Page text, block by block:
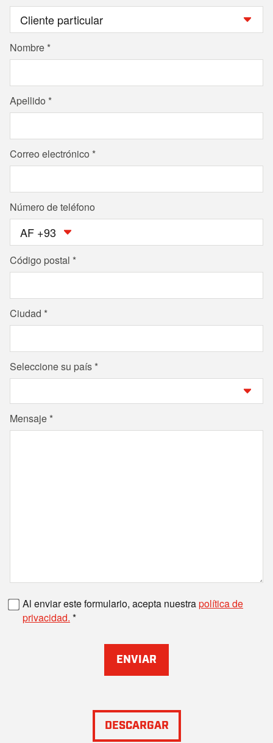
Nombre
Apellido
Correo electrónico
Número de teléfono
AF +93
Código postal
Ciudad
Seleccione su país
Mensaje
Al enviar este formulario, acepta nuestrapolítica de
privacidad.
ENVIAR
DESCARGAR